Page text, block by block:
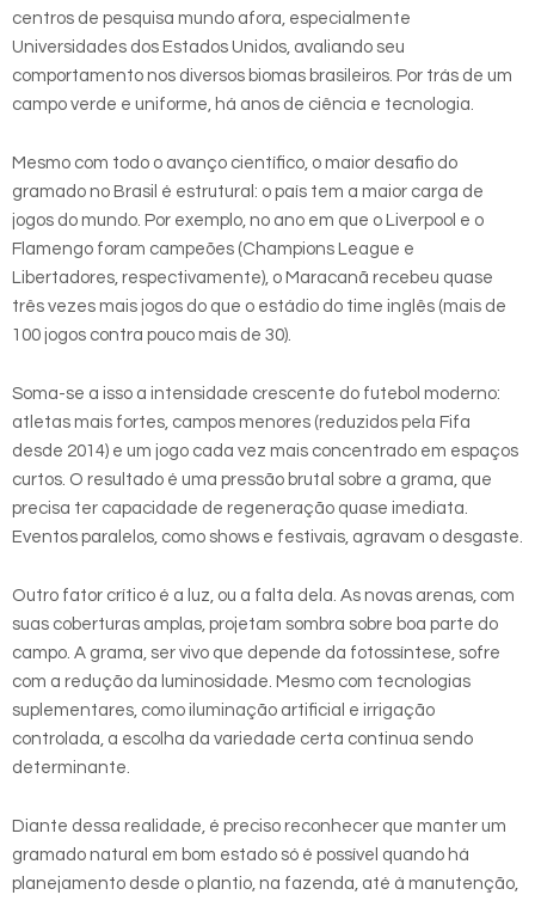
centros de pesquisa mundo afora, especialmente
Universidades dos Estados Unidos, avaliando seu
comportamento nos diversos biomas brasileiros. Por trás de um
campo verde e uniforme, há anos de ciência e tecnologia.
Mesmo com todo o avanço científico, o maior desafio do
gramado no Brasil é estrutural: o país tem a maior carga de
jogos do mundo. Por exemplo, no ano em que o Liverpool e o
Flamengo foram campeões (Champions League e
Libertadores, respectivamente), o Maracanã recebeu quase
três vezes mais jogos do que o estádio do time inglês (mais de
100 jogos contra pouco mais de 30).
Soma-se a isso a intensidade crescente do futebol moderno:
atletas mais fortes, campos menores (reduzidos pela Fifa
desde 2014) e um jogo cada vez mais concentrado em espaços
curtos. O resultado é uma pressão brutal sobre a grama, que
precisa ter capacidade de regeneração quase imediata.
Eventos paralelos, como shows e festivais, agravam o desgaste.
Outro fator crítico é a luz, ou a falta dela. As novas arenas, com
suas coberturas amplas, projetam sombra sobre boa parte do
campo. A grama, ser vivo que depende da fotossíntese, sofre
com a redução da luminosidade. Mesmo com tecnologias
suplementares, como iluminação artificial e irrigação
controlada, a escolha da variedade certa continua sendo
determinante.
Diante dessa realidade, é preciso reconhecer que manter um
gramado natural em bom estado só é possível quando há
planejamento desde o plantio, na fazenda, até à manutenção,